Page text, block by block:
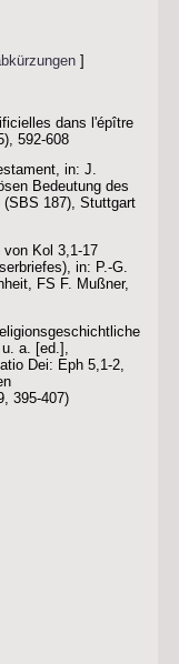
]
dans l'épître
592-608
in: J.
Bedeutung des
(SBS 187), Stuttgart
von Kol 3,1-17
in: P.-G.
FS F. Mußner,
a. [ed.],
Dei: Eph 5,1-2,
395-407)